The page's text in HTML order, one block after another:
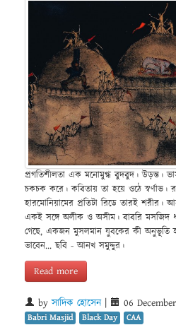
প্রগতিশীলতা এক মনোমুগ্ধ বুদবুদ। উড়ন্ত।
চকচক করে। কবিতায় তা হয়ে ওঠে স্বর্ণাভ।
হারমোনিয়ামের প্রতিটা রিডে তারই
একই সঙ্গে অলীক ও অসীম। বাবরি মসজিদ
গেছে, একজন মুসলমান যুবকের কী অনুভূতি
ভাবেন... ছবি - আনখ সমুদ্দুর।
Read more
byসাদিক হোসেন| 06
Babri Masjid Black Day CAA